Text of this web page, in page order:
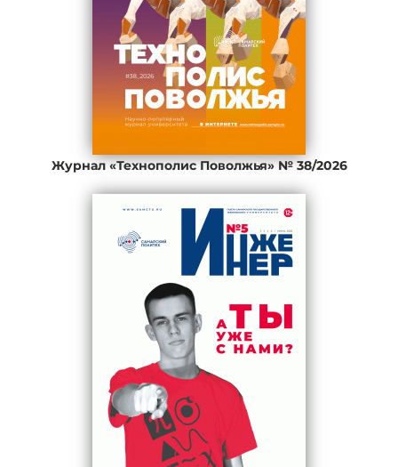
Журнал «Технополис Поволжья» № 38/2026